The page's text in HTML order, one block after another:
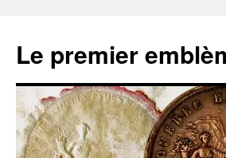
contenu
Le premier